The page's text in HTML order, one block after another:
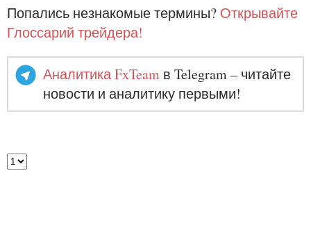
Попались незнакомые термины? Открывайте
Глоссарий трейдера!
Аналитика FxTeam в Telegram – читайте
новости и аналитику первыми!